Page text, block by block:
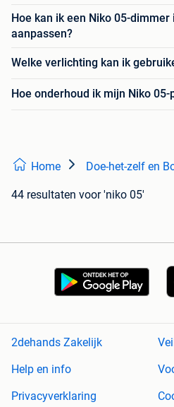
Hoe kan ik een Niko 05-
aanpassen?
Welke verlichting kan ik
Hoe onderhoud ik mijn Niko
Home Doe-het-zelf en
44 resultaten voor 'niko 05'
2dehands Zakelijk
Help en info
Privacyverklaring